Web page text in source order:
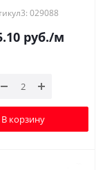
029088
руб./м
В корзину